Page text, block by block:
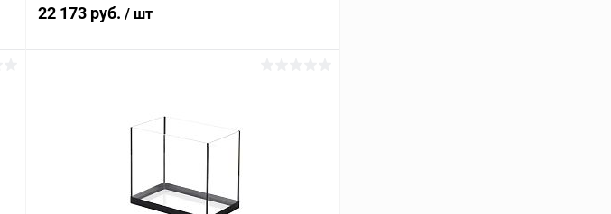
л., аквар. коврик
22 173 руб. / шт
Купить в 1 клик Сравнение
В наличии